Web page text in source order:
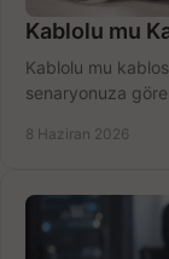
Kablolu mu
Kablolu mu
senaryonuza
8 Haziran 2026